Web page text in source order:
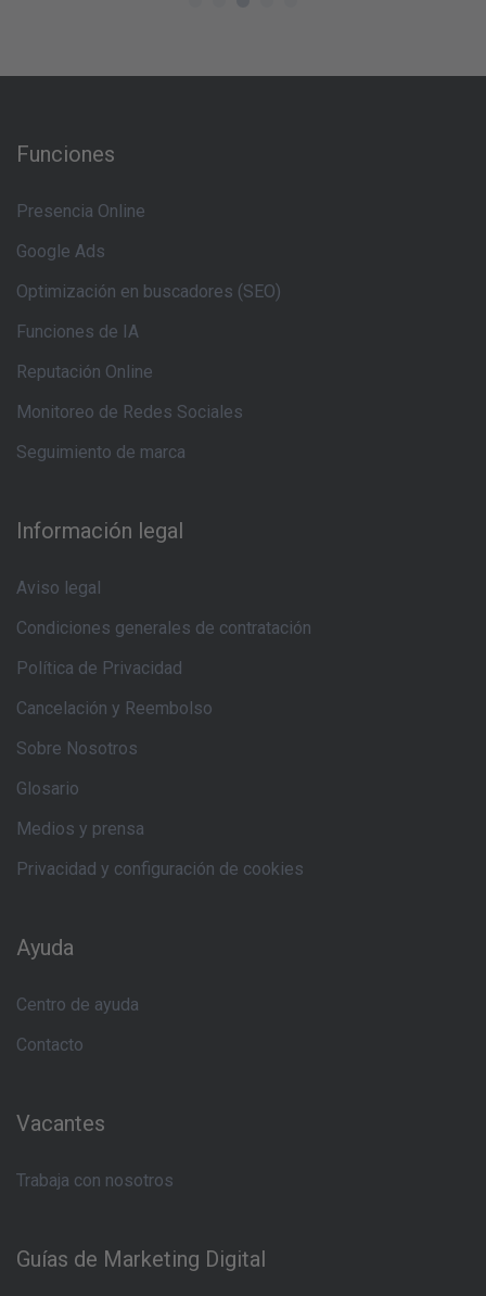
Funciones
Presencia Online
Google Ads
Optimización en buscadores (SEO)
Funciones de IA
Reputación Online
Monitoreo de Redes Sociales
Seguimiento de marca
Información legal
Aviso legal
Condiciones generales de contratación
Política de Privacidad
Cancelación y Reembolso
Sobre Nosotros
Glosario
Medios y prensa
Privacidad y configuración de cookies
Ayuda
Centro de ayuda
Contacto
Vacantes
Trabaja con nosotros
Guías de Marketing Digital